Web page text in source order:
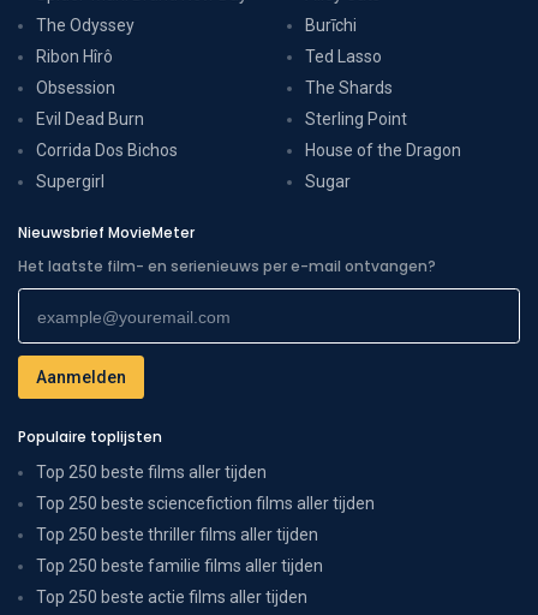
The Odyssey
Ribon Hîrô
Obsession
Evil Dead Burn
Corrida Dos Bichos
Supergirl
Burīchi
Ted Lasso
The Shards
Sterling Point
House of the Dragon
Sugar
Nieuwsbrief MovieMeter
Het laatste film- en serienieuws per e-mail ontvangen?
Populaire toplijsten
Top 250 beste films aller tijden
Top 250 beste sciencefiction films aller tijden
Top 250 beste thriller films aller tijden
Top 250 beste familie films aller tijden
Top 250 beste actie films aller tijden